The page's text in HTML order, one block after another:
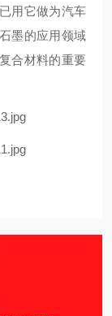
用它做为汽车
墨的应用领域
合材料的重要